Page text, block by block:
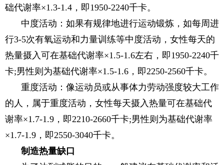
础代谢率×1.3-1.4，即1950-2240千卡。
中度活动：如果有规律地进行运动锻炼，如每周进
行3-5次有氧运动和力量训练等中度活动，女性每天的
热量摄入可在基础代谢率×1.5-1.6左右，即1950-2240千
卡;男性则为基础代谢率×1.5-1.6，即2250-2560千卡。
重度活动：像运动员或从事体力劳动强度较大工作
的人，属于重度活动，女性每天摄入热量可在基础代
谢率×1.7-1.9，即2210-2660千卡;男性则为基础代谢率
×1.7-1.9，即2550-3040千卡。
制造热量缺口